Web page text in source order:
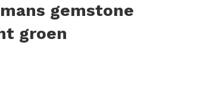
gemstone
groen